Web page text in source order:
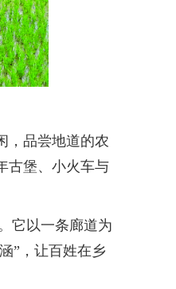
，品尝地道的农
古堡、小火车与
它以一条廊道为
”，让百姓在乡